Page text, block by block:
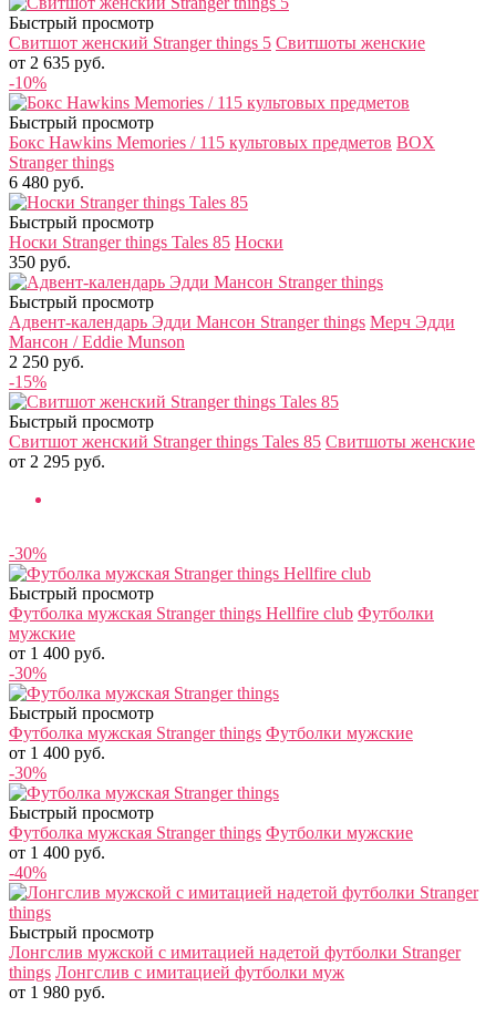
Быстрый просмотр
Свитшот женский Stranger things 5 Свитшоты женские
от 2 635 руб.
-10%
Быстрый просмотр
Бокс Hawkins Memories / 115 культовых предметов BOX
Stranger things
6 480 руб.
Быстрый просмотр
Носки Stranger things Tales 85 Носки
350 руб.
Быстрый просмотр
Адвент-календарь Эдди Мансон Stranger things Мерч Эдди
Мансон / Eddie Munson
2 250 руб.
-15%
Быстрый просмотр
Свитшот женский Stranger things Tales 85 Свитшоты женские
от 2 295 руб.
-30%
Быстрый просмотр
Футболка мужская Stranger things Hellfire club Футболки
мужские
от 1 400 руб.
-30%
Быстрый просмотр
Футболка мужская Stranger things Футболки мужские
от 1 400 руб.
-30%
Быстрый просмотр
Футболка мужская Stranger things Футболки мужские
от 1 400 руб.
-40%
Быстрый просмотр
Лонгслив мужской с имитацией надетой футболки Stranger
things Лонгслив с имитацией футболки муж
от 1 980 руб.